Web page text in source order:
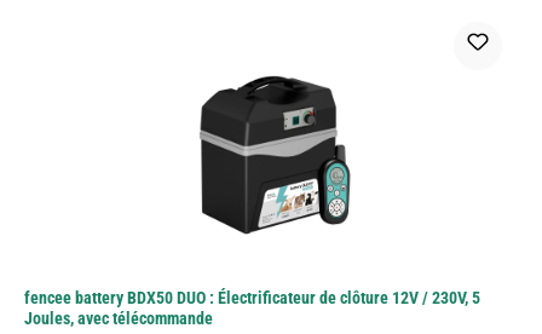
fencee battery BDX50 DUO : Électrificateur de clôture 12V / 230V, 5
Joules, avec télécommande